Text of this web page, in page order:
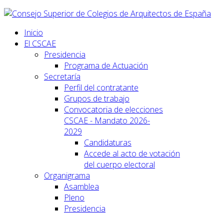
Inicio
El CSCAE
Presidencia
Programa de Actuación
Secretaría
Perfil del contratante
Grupos de trabajo
Convocatoria de elecciones
CSCAE - Mandato 2026-
2029
Candidaturas
Accede al acto de votación
del cuerpo electoral
Organigrama
Asamblea
Pleno
Presidencia